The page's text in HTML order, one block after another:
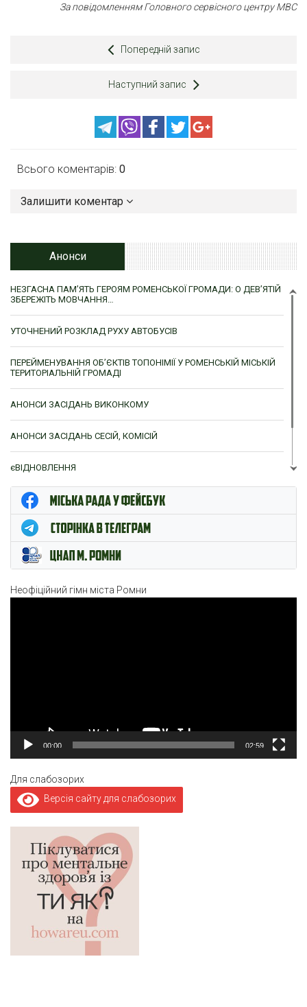
За повідомленням Головного сервісного центру МВС
Попередній запис
Наступний запис
Всього коментарів: 0
Залишити коментар
Анонси
НЕЗГАСНА ПАМ’ЯТЬ ГЕРОЯМ РОМЕНСЬКОЇ ГРОМАДИ: О ДЕВ’ЯТІЙ
ЗБЕРЕЖІТЬ МОВЧАННЯ…
УТОЧНЕНИЙ РОЗКЛАД РУХУ АВТОБУСІВ
ПЕРЕЙМЕНУВАННЯ ОБ’ЄКТІВ ТОПОНІМІЇ У РОМЕНСЬКІЙ МІСЬКІЙ
ТЕРИТОРІАЛЬНІЙ ГРОМАДІ
АНОНСИ ЗАСІДАНЬ ВИКОНКОМУ
АНОНСИ ЗАСІДАНЬ СЕСІЙ, КОМІСІЙ
єВІДНОВЛЕННЯ
ЦНАП м. Ромни
Неофіційний гімн міста Ромни
00:00 02:59
Для слабозорих
Версія сайту для слабозорих